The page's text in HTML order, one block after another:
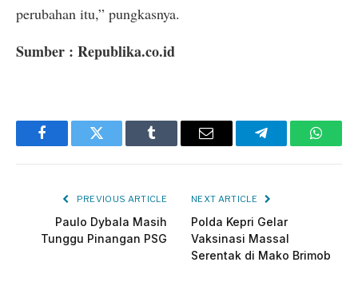
perubahan itu,” pungkasnya.
Sumber : Republika.co.id
FacebookTwitter Tumblr Email Telegram
PREVIOUS ARTICLE
Paulo Dybala Masih
Tunggu Pinangan PSG
NEXT ARTICLE
Polda Kepri Gelar
Vaksinasi Massal
Serentak di Mako Brimob